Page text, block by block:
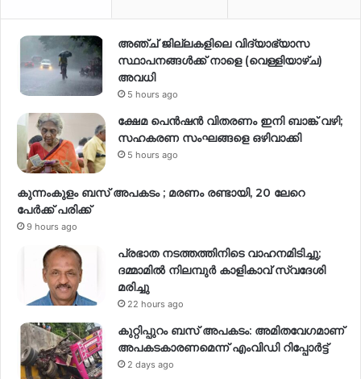
അഞ്ച് ജില്ലകളിലെ വിദ്യാഭ്യാസ
സ്ഥാപനങ്ങൾക്ക് നാളെ (വെള്ളിയാഴ്ച)
അവധി
5 hours ago
ക്ഷേമ പെൻഷൻ വിതരണം ഇനി ബാങ്ക് വഴി;
സഹകരണ സംഘങ്ങളെ ഒഴിവാക്കി
5 hours ago
കുന്നംകുളം ബസ് അപകടം ; മരണം രണ്ടായി, 20 ലേറെ
പേർക്ക് പരിക്ക്
9 hours ago
പ്രഭാത നടത്തത്തിനിടെ വാഹനമിടിച്ചു;
ദമ്മാമിൽ നിലമ്പുർ കാളികാവ് സ്വദേശി
മരിച്ചു
22 hours ago
കുറ്റിപ്പുറം ബസ് അപകടം: അമിതവേഗമാണ്
അപകടകാരണമെന്ന് എംവിഡി റിപ്പോർട്ട്
2 days ago